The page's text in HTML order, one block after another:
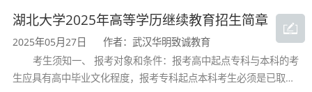
备管理、经济和法律等方面的基本知识和能力，
务、财务管理及审计工作的应用型专门人才。
成人教育专升本层次聚焦于提升在职人员的会
湖北大学2025年高等学历继续教育招生简章
2025年05月27日
作者：武汉华明致诚教育
考生须知一、 报考对象和条件：报考高中起点专科与本科的考
生应具有高中毕业文化程度，报考专科起点本科考生必须是已取得